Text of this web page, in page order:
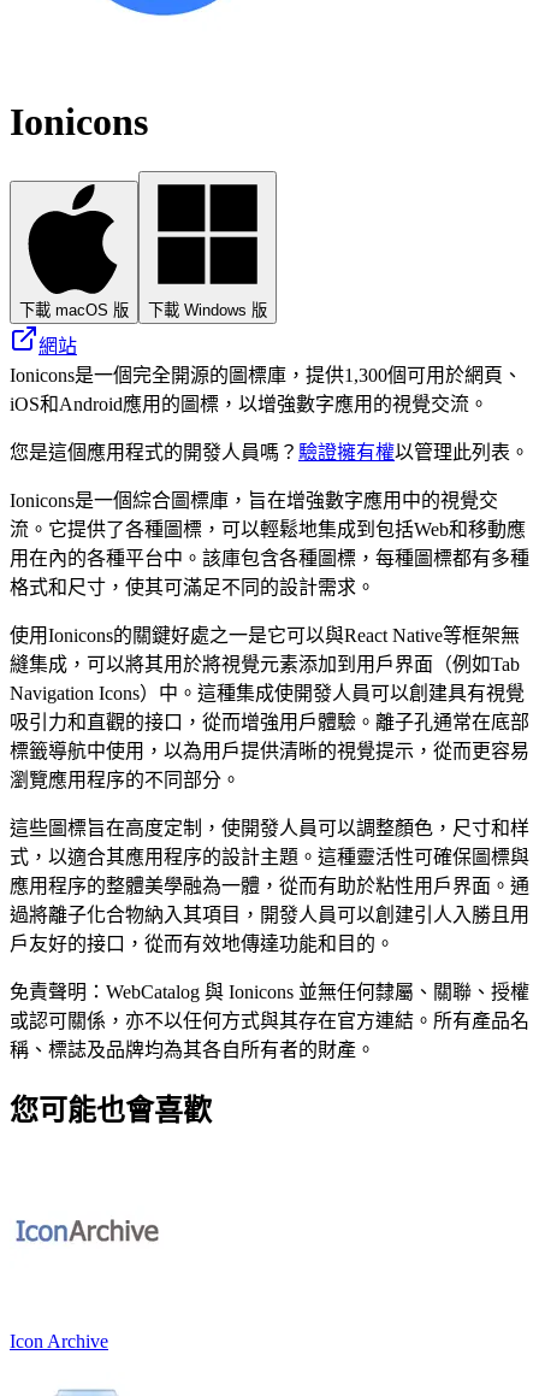
Ionicons
下載 macOS 版 下載 Windows 版
網站
Ionicons是一個完全開源的圖標庫，提供1,300個可用於網頁、
iOS和Android應用的圖標，以增強數字應用的視覺交流。
您是這個應用程式的開發人員嗎？ 驗證擁有權以管理此列表。
Ionicons是一個綜合圖標庫，旨在增強數字應用中的視覺交
流。它提供了各種圖標，可以輕鬆地集成到包括Web和移動應
用在內的各種平台中。該庫包含各種圖標，每種圖標都有多種
格式和尺寸，使其可滿足不同的設計需求。
使用Ionicons的關鍵好處之一是它可以與React Native等框架無
縫集成，可以將其用於將視覺元素添加到用戶界面（例如Tab
Navigation Icons）中。這種集成使開發人員可以創建具有視覺
吸引力和直觀的接口，從而增強用戶體驗。離子孔通常在底部
標籤導航中使用，以為用戶提供清晰的視覺提示，從而更容易
瀏覽應用程序的不同部分。
這些圖標旨在高度定制，使開發人員可以調整顏色，尺寸和样
式，以適合其應用程序的設計主題。這種靈活性可確保圖標與
應用程序的整體美學融為一體，從而有助於粘性用戶界面。通
過將離子化合物納入其項目，開發人員可以創建引人入勝且用
戶友好的接口，從而有效地傳達功能和目的。
免責聲明：WebCatalog 與 Ionicons 並無任何隸屬、關聯、授權
或認可關係，亦不以任何方式與其存在官方連結。所有產品名
稱、標誌及品牌均為其各自所有者的財產。
您可能也會喜歡
Icon Archive